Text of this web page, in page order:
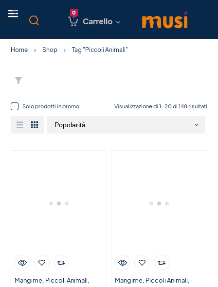
Carrello
Home Shop Tag "Piccoli Animali"
Solo prodotti in promo Visualizzazione di 1-20 di 148 risultati
Mangime Piccoli Animali
Mangime Piccoli Animali